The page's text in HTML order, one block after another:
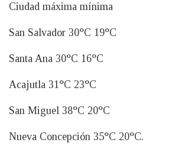
Ciudad máxima mínima
San Salvador 30°C 19°C
Santa Ana 30°C 16°C
Acajutla 31°C 23°C
San Miguel 38°C 20°C
Nueva Concepción 35°C 20°C.